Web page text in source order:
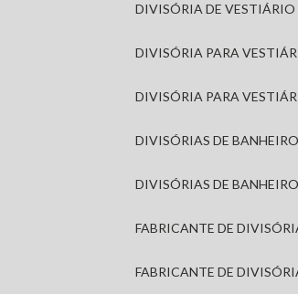
DIVISÓRIA DE
DIVISÓRIA PARA
DIVISÓRIA PARA
DIVISÓRIAS DE
DIVISÓRIAS DE
FABRICANTE DE
FABRICANTE DE